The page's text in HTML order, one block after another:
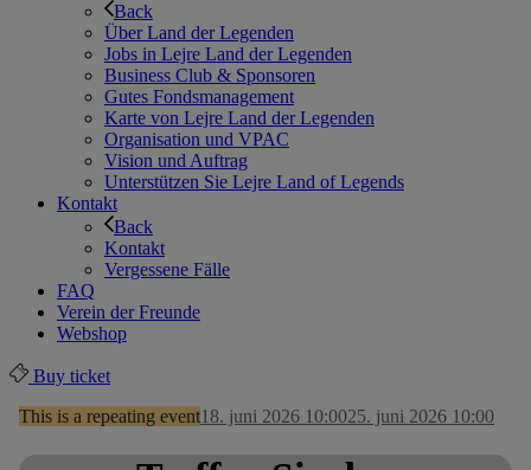
Back
Über Land der Legenden
Jobs in Lejre Land der Legenden
Business Club & Sponsoren
Gutes Fondsmanagement
Karte von Lejre Land der Legenden
Organisation und VPAC
Vision und Auftrag
Unterstützen Sie Lejre Land of Legends
Kontakt
Back
Kontakt
Vergessene Fälle
FAQ
Verein der Freunde
Webshop
Buy ticket
This is a repeating event18. juni 2026 10:0025. juni 2026 10:00